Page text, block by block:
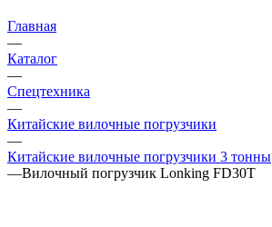
Главная
—
Каталог
—
Спецтехника
—
Китайские вилочные погрузчики
—
Китайские вилочные погрузчики 3 тонны
—Вилочный погрузчик Lonking FD30T